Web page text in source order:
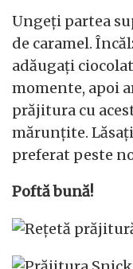
Ungeți partea
de caramel.
adăugați
momente, apoi
prăjitura cu
mărunțite.
preferat peste
Poftă bună!